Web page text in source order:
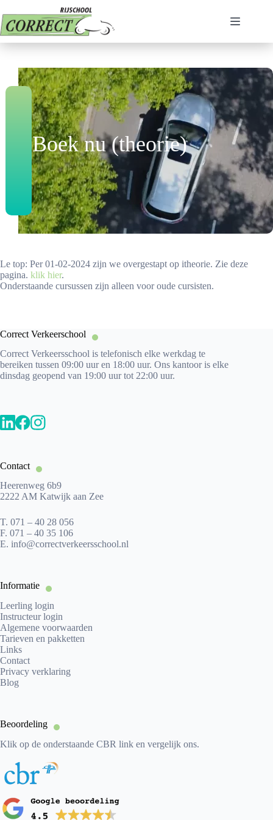
naar
de
inhoud
Boek nu (theorie)
Le top: Per 01-02-2024 zijn we overgestapt op itheorie. Zie deze
pagina. klik hier.
Onderstaande cursussen zijn alleen voor oude cursisten.
Correct Verkeerschool
Correct Verkeersschool is telefonisch elke werkdag te
bereiken tussen 09:00 uur en 18:00 uur. Ons kantoor is elke
dinsdag geopend van 19:00 uur tot 22:00 uur.
Contact
Heerenweg 6b9
2222 AM Katwijk aan Zee
T. 071 – 40 28 056
F. 071 – 40 35 106
E. info@correctverkeersschool.nl
Informatie
Leerling login
Instructeur login
Algemene voorwaarden
Tarieven en pakketten
Links
Contact
Privacy verklaring
Blog
Beoordeling
Klik op de onderstaande CBR link en vergelijk ons.